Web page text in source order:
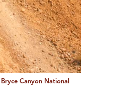
Canyon National